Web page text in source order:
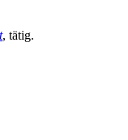
, tätig.